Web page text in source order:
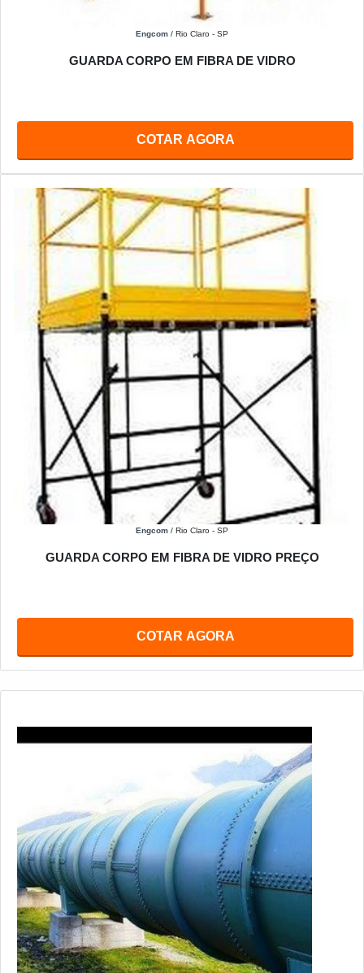
Engcom / Rio Claro - SP
GUARDA CORPO EM FIBRA DE VIDRO
COTAR AGORA
Engcom / Rio Claro - SP
GUARDA CORPO EM FIBRA DE VIDRO PREÇO
COTAR AGORA